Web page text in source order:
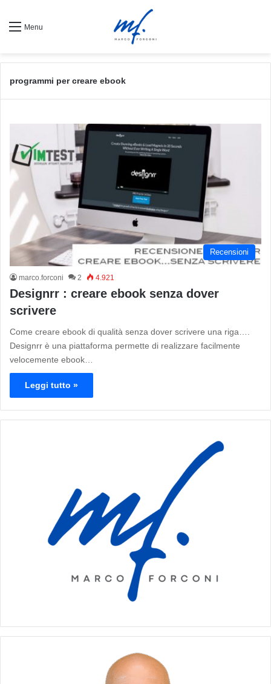
Menu
programmi per creare ebook
Recensioni
marco.forconi 2 4.921
Designrr : creare ebook senza dover
scrivere
Come creare ebook di qualità senza dover scrivere una riga….
Designrr è una piattaforma permette di realizzare facilmente
velocemente ebook…
Leggi tutto »